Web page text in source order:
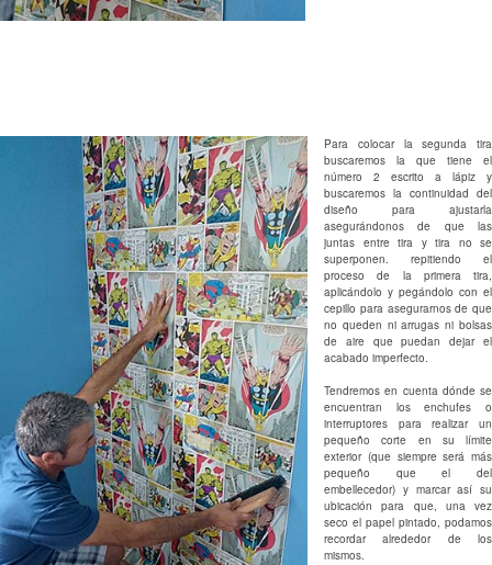
Para colocar la segunda tira
buscaremos la que tiene el
número 2 escrito a lápiz y
buscaremos la continuidad del
diseño para ajustarla
asegurándonos de que las
juntas entre tira y tira no se
superponen. repitiendo el
proceso de la primera tira,
aplicándolo y pegándolo con el
cepillo para asegurarnos de que
no queden ni arrugas ni bolsas
de aire que puedan dejar el
acabado imperfecto.
Tendremos en cuenta dónde se
encuentran los enchufes o
interruptores para realizar un
pequeño corte en su límite
exterior (que siempre será más
pequeño que el del
embellecedor) y marcar así su
ubicación para que, una vez
seco el papel pintado, podamos
recordar alrededor de los
mismos.